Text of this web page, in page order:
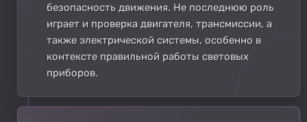
безопасность движения. Не последнюю роль
играет и проверка двигателя, трансмиссии, а
также электрической системы, особенно в
контексте правильной работы световых
приборов.